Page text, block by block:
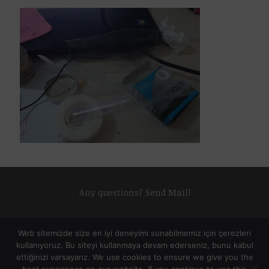
Any questions? Send Mail!
Web sitemizde size en iyi deneyimi sunabilmemiz için çerezleri
kullanıyoruz. Bu siteyi kullanmaya devam ederseniz, bunu kabul
ettiğinizi varsayarız. We use cookies to ensure we give you the